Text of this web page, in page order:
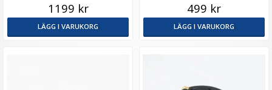
1199 kr
LÄGG I VARUKORG
499 kr
LÄGG I VARUKORG